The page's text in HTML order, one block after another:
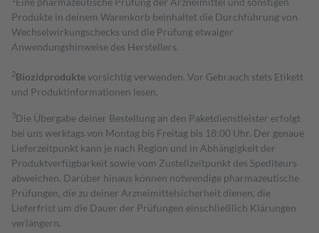
Produkte in deinem Warenkorb beinhaltet die Durchführung von
Wechselwirkungschecks und die Prüfung etwaiger
Anwendungshinweise des Herstellers.
2Biozidproduktevorsichtig verwenden. Vor Gebrauch stets Etikett
und Produktinformationen lesen.
3Die Übergabe deiner Bestellung an den Paketdienstleister erfolgt
bei uns werktags von Montag bis Freitag bis 18:00 Uhr. Der genaue
Lieferzeitpunkt kann je nach Region und in Abhängigkeit der
Produktverfügbarkeit sowie vom Zustellzeitpunkt des Spediteurs
abweichen. Darüber hinaus können notwendige pharmazeutische
Prüfungen, die zu deiner Arzneimittelsicherheit dienen, die
Lieferfrist um die Dauer der Prüfungen einschließlich Klärungen
verlängern.